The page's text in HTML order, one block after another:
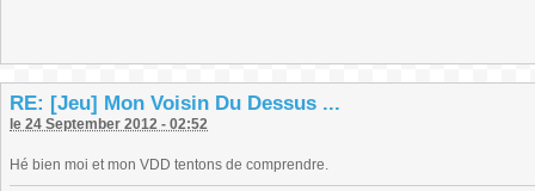
RE: [Jeu] Mon Voisin Du Dessus ...
le 24 September 2012 - 02:52
Hé bien moi et mon VDD tentons de comprendre.